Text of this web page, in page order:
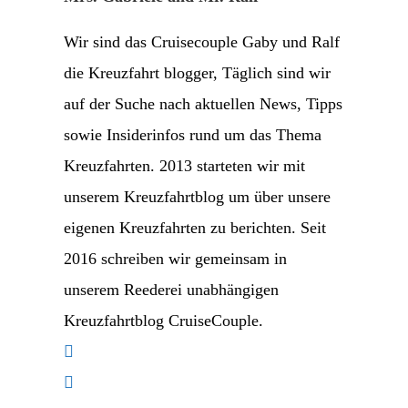
Wir sind das Cruisecouple Gaby und Ralf
die Kreuzfahrt blogger, Täglich sind wir
auf der Suche nach aktuellen News, Tipps
sowie Insiderinfos rund um das Thema
Kreuzfahrten. 2013 starteten wir mit
unserem Kreuzfahrtblog um über unsere
eigenen Kreuzfahrten zu berichten. Seit
2016 schreiben wir gemeinsam in
unserem Reederei unabhängigen
Kreuzfahrtblog CruiseCouple.